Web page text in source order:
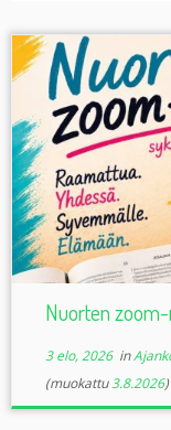
Nuorten
3 elo, 2026in
(muokattu3.8.2026)